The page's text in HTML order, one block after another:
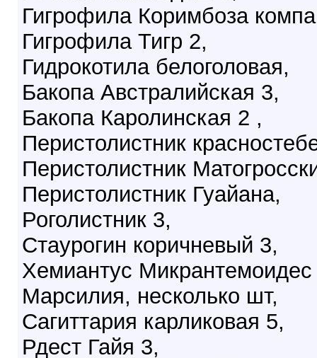
Гигрофила Коримбоза
Гигрофила Тигр 2,
Гидрокотила белоголовая,
Бакопа Австралийская 3,
Бакопа Каролинская 2 ,
Перистолистник
Перистолистник
Перистолистник Гуайана,
Роголистник 3,
Стаурогин коричневый 3,
Хемиантус
Марсилия, несколько шт,
Сагиттария карликовая 5,
Рдест Гайя 3,